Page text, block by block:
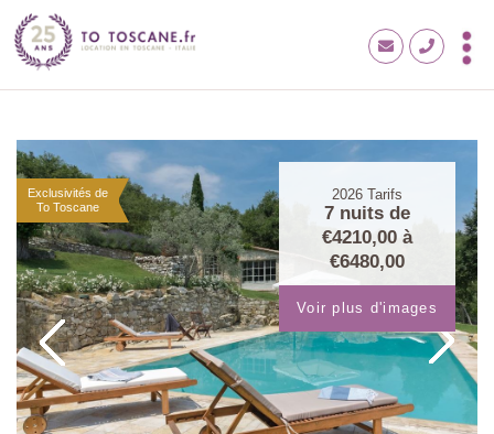
Exclusivités de
To Toscane
2026 Tarifs
7 nuits de
€4210,00 à
€6480,00
Voir plus d'images